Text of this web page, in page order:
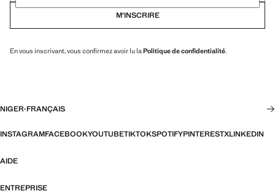
M’INSCRIRE
En vous inscrivant, vous confirmez avoir lu laPolitique de confidentialité.
NIGER·FRANÇAIS
INSTAGRAMFACEBOOKYOUTUBETIKTOKSPOTIFYPINTERESTXLINKEDIN
AIDE
ENTREPRISE